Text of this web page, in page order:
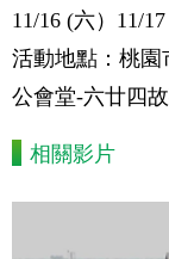
11/16 (六）11/
活動地點：桃
公會堂-六廿四
相關影片